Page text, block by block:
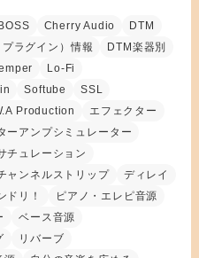
BOSS Cherry Audio
DTM
ラグイン）情報
DTM楽器別
Lo-Fi
Softube
SSL
Production
エフェクター
ーアンプシミュレーター
チュレーション
ャンネルストリップ
ディレイ
ドリ！
ピアノ・エレピ音源
ベース音源
リバーブ